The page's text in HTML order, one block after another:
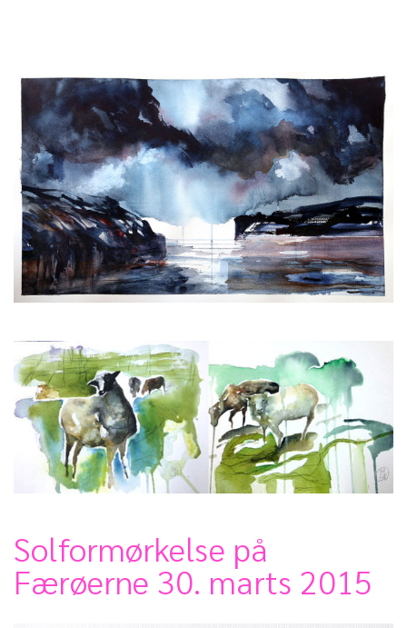
Solformørkelse på
Færøerne 30. marts 2015